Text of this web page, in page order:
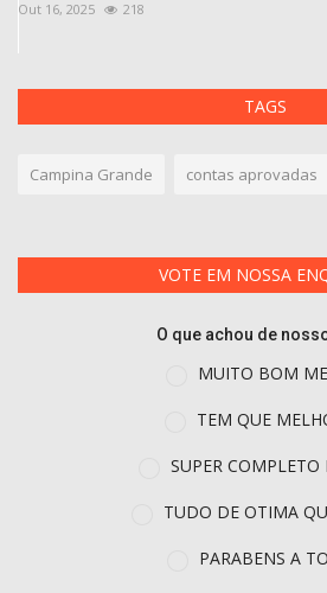
Out 16, 2025 218
TAGS
Campina Grande contas aprovadas
VOTE EM NOSSA
O que achou de
MUITO BOM
TEM QUE
SUPER COMPLETO
TUDO DE OTIMA
PARABENS A